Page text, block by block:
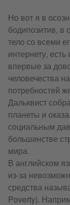
Но вот я в
бодипозитив, в
тело со всеми
интернету,
впервые за
человечества
потребностей
Дальквист
планеты и
социальным
большинстве
мира.
В английском
из-за
средства
Poverty).